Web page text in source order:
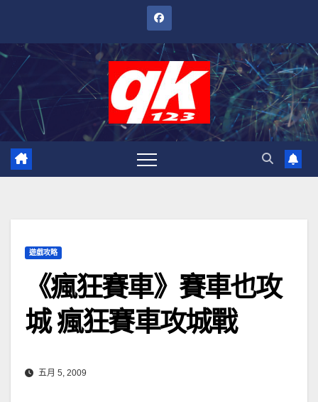
內
遊戲攻略
《瘋狂賽車》賽車也攻
城 瘋狂賽車攻城戰
五月 5, 2009